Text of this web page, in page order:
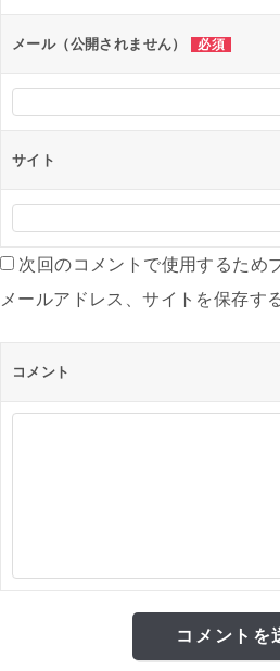
ンメール（公開されません） 必須
サイト
次回のコメントで使用するため
メールアドレス、サイトを保存する
コメント